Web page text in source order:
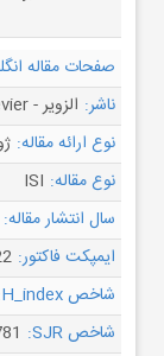
صفحات مقاله
ناشر: الزویر - Elsevier
نوع ارائه مقاله:
نوع مقاله: ISI
سال انتشار مقاله:
ایمپکت فاکتور:
شاخص H_index:
شاخص SJR:
0.781